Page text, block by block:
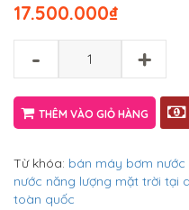
₫
17.500.000
- +
THÊM VÀO GIỎ HÀNG
Từ khóa: bán máy bơm nước
nước năng lượng mặt trời tại
toàn quốc